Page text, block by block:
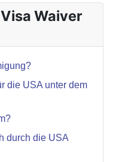
Waiver
die USA unter dem
durch die USA